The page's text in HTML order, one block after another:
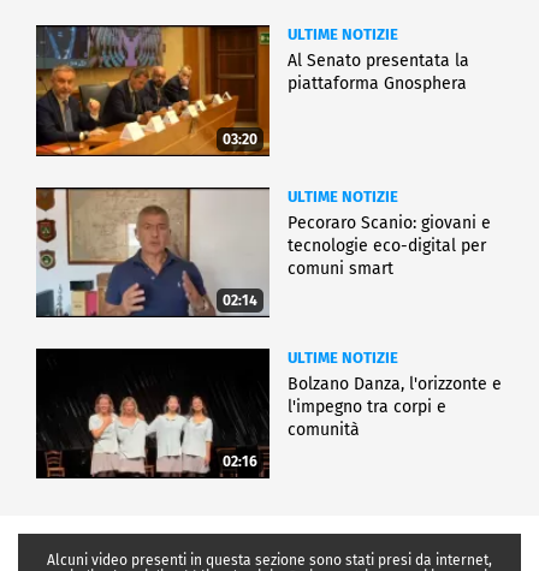
03:20
ULTIME NOTIZIE
Al Senato presentata la
piattaforma Gnosphera
02:14
ULTIME NOTIZIE
Pecoraro Scanio: giovani e
tecnologie eco-digital per
comuni smart
02:16
ULTIME NOTIZIE
Bolzano Danza, l'orizzonte e
l'impegno tra corpi e
comunità
Alcuni video presenti in questa sezione sono stati presi da internet,